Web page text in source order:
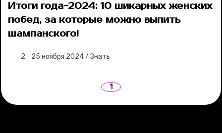
Итоги года-2024: 10 шикарных женских
побед, за которые можно выпить
шампанского!
2 25 ноября 2024/ Знать
1